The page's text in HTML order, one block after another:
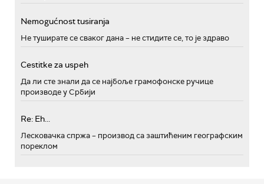
Nemogućnost tusiranja
Не туширате се сваког дана – не стидите се, то је здраво
Cestitke za uspeh
Да ли сте знали да се најбоље грамофонске ручице
производе у Србији
Re: Eh...
Лесковачка спржа – производ са заштићеним географским
пореклом